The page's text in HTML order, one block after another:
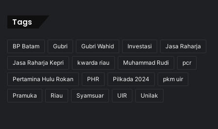
Tags
BP Batam Gubri Gubri Wahid Investasi Jasa Raharja
Jasa Raharja Kepri kwarda riau Muhammad Rudi pcr
Pertamina Hulu Rokan PHR Pilkada 2024 pkm uir
Pramuka Riau Syamsuar UIR Unilak